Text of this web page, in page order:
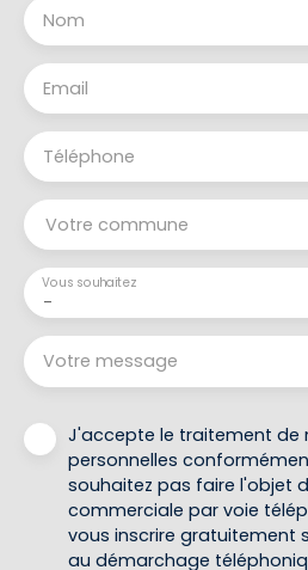
Nom
Email
Téléphone
Votre commune
-
Vous souhaitez
Votre message
J'accepte le traitement de
personnelles
souhaitez pas faire l'objet
commerciale par voie
vous inscrire gratuitement
au démarchage